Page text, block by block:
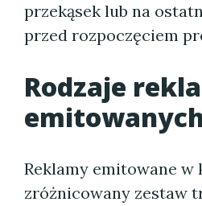
przekąsek lub na
przed rozpoczęciem
Rodzaje
Reklamy emitowane w
zróżnicowany zestaw